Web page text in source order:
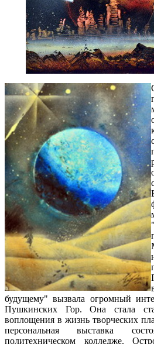
будущему" вызвала огромный
Пушкинских Гор. Она стала
воплощения в жизнь творческих
персональная выставка
политехническом колледже.